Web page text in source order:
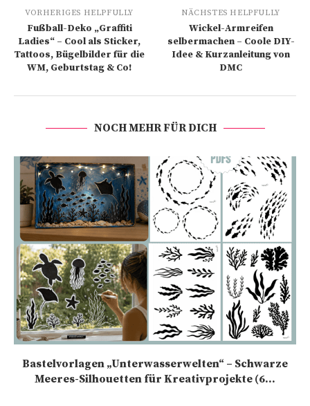
VORHERIGES HELPFULLY
Fußball-Deko „Graffiti
Ladies“ – Cool als Sticker,
Tattoos, Bügelbilder für die
WM, Geburtstag & Co!
NÄCHSTES HELPFULLY
Wickel-Armreifen
selbermachen – Coole DIY-
Idee & Kurzanleitung von
DMC
NOCH MEHR FÜR DICH
Bastelvorlagen „Unterwasserwelten“ – Schwarze
Meeres-Silhouetten für Kreativprojekte (6...